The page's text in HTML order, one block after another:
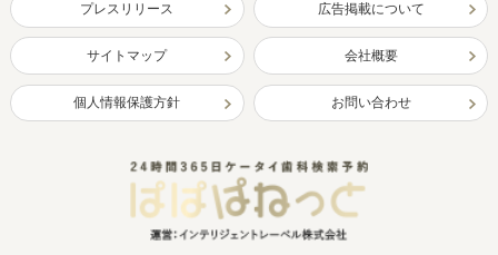
プレスリリース 広告掲載について
サイトマップ 会社概要
個人情報保護方針 お問い合わせ